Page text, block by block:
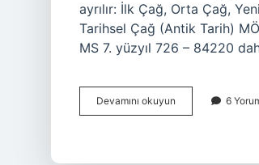
ayrılır: İlk Çağ, Orta Çağ,
Tarihsel Çağ (Antik Tarih)
MS 7. yüzyıl 726 – 84220
Devamını okuyun
Çağ
6